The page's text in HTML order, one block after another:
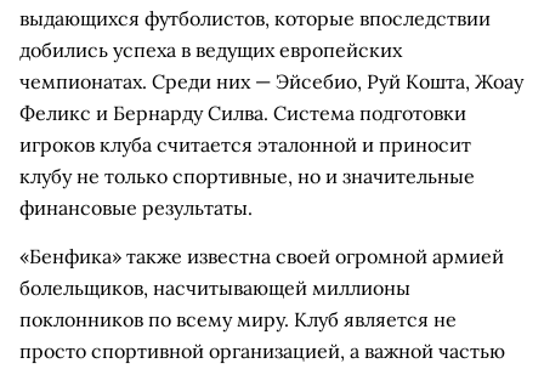
выдающихся футболистов, которые впоследствии
добились успеха в ведущих европейских
чемпионатах. Среди них — Эйсебио, Руй Кошта, Жоау
Феликс и Бернарду Силва. Система подготовки
игроков клуба считается эталонной и приносит
клубу не только спортивные, но и значительные
финансовые результаты.
«Бенфика» также известна своей огромной армией
болельщиков, насчитывающей миллионы
поклонников по всему миру. Клуб является не
просто спортивной организацией, а важной частью